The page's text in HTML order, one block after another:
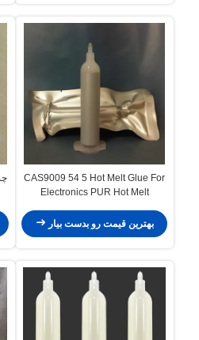
CAS9009 54 5 Hot Melt Glue For
Electronics PUR Hot Melt
بهترین قیمت رو بدست بیار